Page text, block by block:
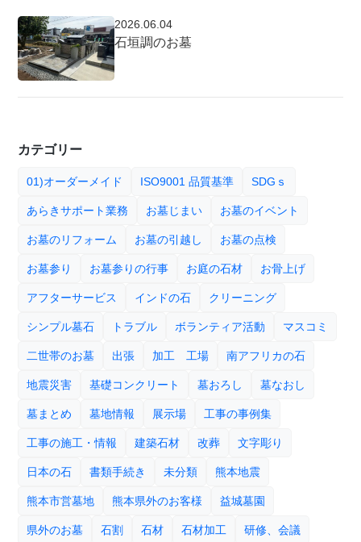
2026.06.04
石垣調のお墓
カテゴリー
01)オーダーメイド ISO9001 品質基準 SDGｓ
あらきサポート業務 お墓じまい お墓のイベント
お墓のリフォーム お墓の引越し お墓の点検
お墓参り お墓参りの行事 お庭の石材 お骨上げ
アフターサービス インドの石 クリーニング
シンプル墓石 トラブル ボランティア活動 マスコミ
二世帯のお墓 出張 加工 工場 南アフリカの石
地震災害 基礎コンクリート 墓おろし 墓なおし
墓まとめ 墓地情報 展示場 工事の事例集
工事の施工・情報 建築石材 改葬 文字彫り
日本の石 書類手続き 未分類 熊本地震
熊本市営墓地 熊本県外のお客様 益城墓園
県外のお墓 石割 石材 石材加工 研修、会議